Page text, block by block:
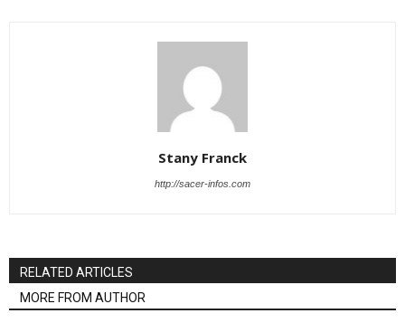
Stany Franck
http://sacer-infos.com
RELATED ARTICLES
MORE FROM AUTHOR